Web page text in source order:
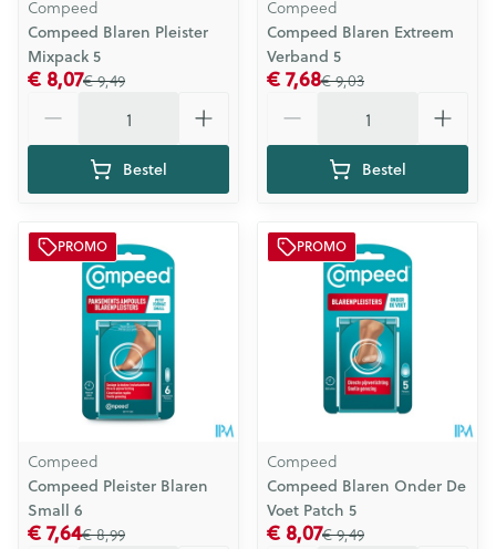
Compeed
Compeed Blaren Pleister
Mixpack 5
€ 9,49
€ 8,07
Bestel
Compeed
Compeed Blaren Extreem
Verband 5
€ 9,03
€ 7,68
Bestel
PROMO
Compeed
Compeed Pleister Blaren
Small 6
€ 8,99
€ 7,64
PROMO
Compeed
Compeed Blaren Onder De
Voet Patch 5
€ 9,49
€ 8,07